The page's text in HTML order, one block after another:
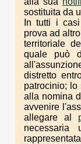
sostituita da
In tutti i
prova ad
territoriale
quale può
distretto
patrocinio; lo
alla nomina
avvenire
allegare al
necessaria